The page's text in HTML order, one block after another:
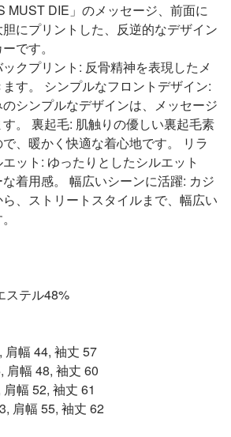
MUST DIE」のメッセージ、前面に
にプリントした、反逆的なデザイン
です。
クプリント: 反骨精神を表現したメ
す。 シンプルなフロントデザイン:
シンプルなデザインは、メッセージ
。 裏起毛: 肌触りの優しい裏起毛素
、暖かく快適な着心地です。 リラ
ット: ゆったりとしたシルエット
着用感。 幅広いシーンに活躍: カジ
、ストリートスタイルまで、幅広い
ステル48%
肩幅 44, 袖丈 57
肩幅 48, 袖丈 60
幅 52, 袖丈 61
肩幅 55, 袖丈 62